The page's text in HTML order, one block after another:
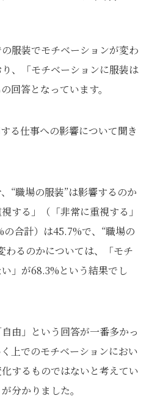
服装でモチベーションが変わ
、「モチベーションに服装は
回答となっています。
る仕事への影響について聞き
“職場の服装”は影響するのか
する」（「非常に重視する」
合計）は45.7%で、“職場の
わるのかについては、「モチ
」が68.3%という結果でし
由」という回答が一番多かっ
上でのモチベーションにおい
するものではないと考えてい
分かりました。